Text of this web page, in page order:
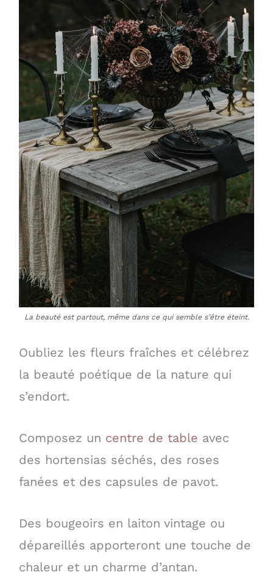
La beauté est partout, même dans ce qui semble s’être éteint.
Oubliez les fleurs fraîches et célébrez
la beauté poétique de la nature qui
s’endort.
Composez un centre de table avec
des hortensias séchés, des roses
fanées et des capsules de pavot.
Des bougeoirs en laiton vintage ou
dépareillés apporteront une touche de
chaleur et un charme d’antan.